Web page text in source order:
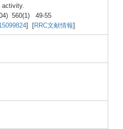
activity.
) 560(1) 49-55
824 RRC文献情報